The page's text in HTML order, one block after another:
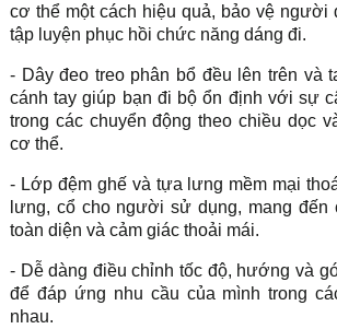
cơ thể một cách hiệu quả, bảo vệ người
tập luyện phục hồi chức năng dáng đi.
- Dây đeo treo phân bổ đều lên trên và
cánh tay giúp bạn đi bộ ổn định với sự
trong các chuyển động theo chiều dọc
cơ thể.
- Lớp đệm ghế và tựa lưng mềm mại
lưng, cổ cho người sử dụng, mang đến
toàn diện và cảm giác thoải mái.
- Dễ dàng điều chỉnh tốc độ, hướng và
để đáp ứng nhu cầu của mình trong
nhau.